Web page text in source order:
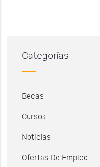
Categorías
Becas
Cursos
Noticias
Ofertas De Empleo